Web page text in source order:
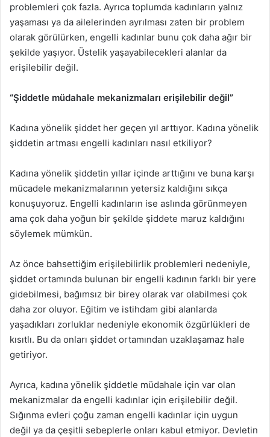
problemleri çok fazla. Ayrıca toplumda kadınların yalnız
yaşaması ya da ailelerinden ayrılması zaten bir problem
olarak görülürken, engelli kadınlar bunu çok daha ağır bir
şekilde yaşıyor. Üstelik yaşayabilecekleri alanlar da
erişilebilir değil.
“Şiddetle müdahale mekanizmaları erişilebilir değil”
Kadına yönelik şiddet her geçen yıl arttıyor. Kadına yönelik
şiddetin artması engelli kadınları nasıl etkiliyor?
Kadına yönelik şiddetin yıllar içinde arttığını ve buna karşı
mücadele mekanizmalarının yetersiz kaldığını sıkça
konuşuyoruz. Engelli kadınların ise aslında görünmeyen
ama çok daha yoğun bir şekilde şiddete maruz kaldığını
söylemek mümkün.
Az önce bahsettiğim erişilebilirlik problemleri nedeniyle,
şiddet ortamında bulunan bir engelli kadının farklı bir yere
gidebilmesi, bağımsız bir birey olarak var olabilmesi çok
daha zor oluyor. Eğitim ve istihdam gibi alanlarda
yaşadıkları zorluklar nedeniyle ekonomik özgürlükleri de
kısıtlı. Bu da onları şiddet ortamından uzaklaşamaz hale
getiriyor.
Ayrıca, kadına yönelik şiddetle müdahale için var olan
mekanizmalar da engelli kadınlar için erişilebilir değil.
Sığınma evleri çoğu zaman engelli kadınlar için uygun
değil ya da çeşitli sebeplerle onları kabul etmiyor. Devletin